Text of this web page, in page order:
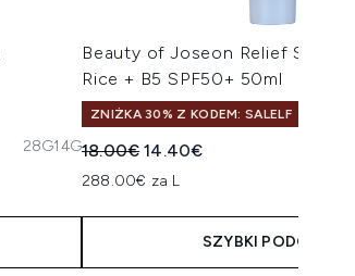
28G14G
Beauty of Joseon Relief Sun
Rice + B5 SPF50+ 50ml
ZNIŻKA 30% Z KODEM: SALELF
Sugerowana cena detaliczna:
18.00€Aktualna cena:
14.40€
288.00€ za L
SZYBKI PODGLĄD